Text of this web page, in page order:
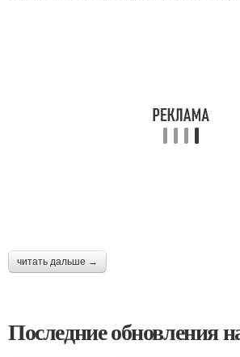
читать дальше →
Последние обновления